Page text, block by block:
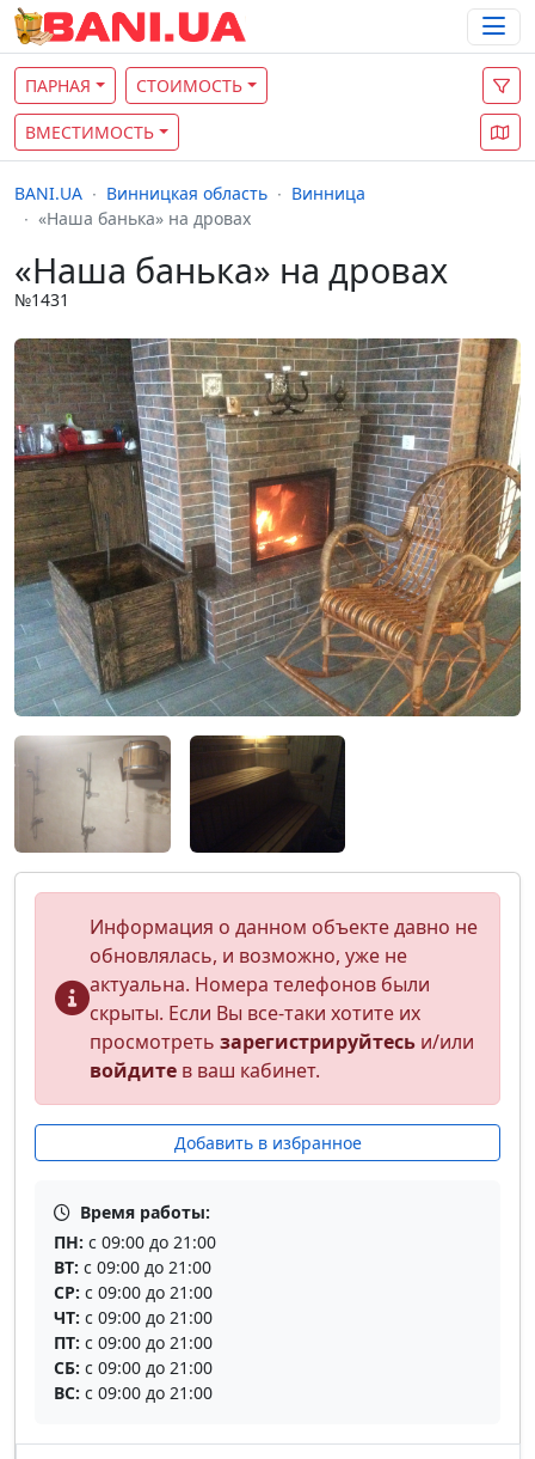
ПАРНАЯ СТОИМОСТЬ
ВМЕСТИМОСТЬ
BANI.UA Винницкая область
Винница
«Наша банька» на дровах
«Наша банька» на дровах
№1431
Информация о данном объекте давно не
обновлялась, и возможно, уже не
актуальна. Номера телефонов были
скрыты. Если Вы все-таки хотите их
просмотреть зарегистрируйтесь и/или
войдите в ваш кабинет.
Добавить в избранное
Время работы:
ПН: с 09:00 до 21:00
ВТ: с 09:00 до 21:00
СР: с 09:00 до 21:00
ЧТ: с 09:00 до 21:00
ПТ: с 09:00 до 21:00
СБ: с 09:00 до 21:00
ВС: с 09:00 до 21:00